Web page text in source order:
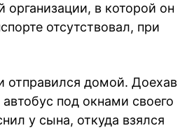
в которой он
отсутствовал, при
отправился домой. Доехав
под окнами своего
у сына, откуда взялся